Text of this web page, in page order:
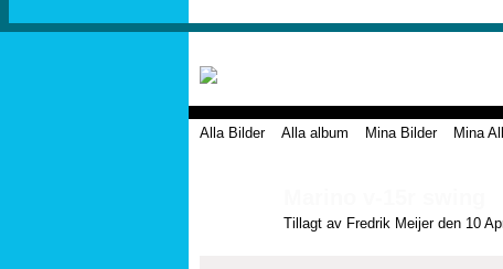
Alla Bilder Alla album Mina Bilder Mina
Tillagt av Fredrik Meijerden 10